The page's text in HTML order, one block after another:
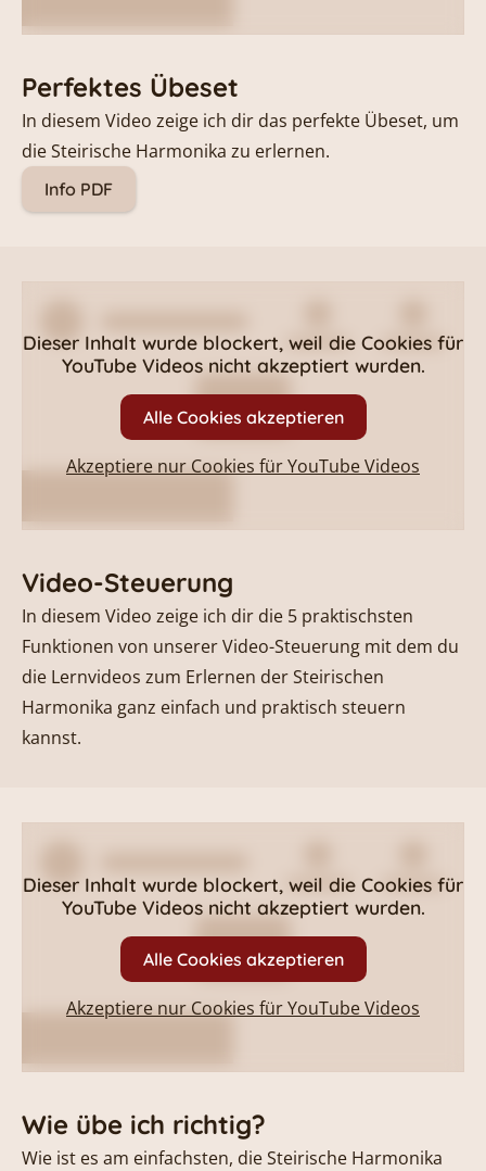
Perfektes Übeset
In diesem Video zeige ich dir das perfekte Übeset, um
die Steirische Harmonika zu erlernen.
Info PDF
Dieser Inhalt wurde blockert, weil die Cookies für
YouTube Videosnicht akzeptiert wurden.
Alle Cookies akzeptieren
Akzeptiere nur Cookies fürYouTube Videos
Video-Steuerung
In diesem Video zeige ich dir die 5 praktischsten
Funktionen von unserer Video-Steuerung mit dem du
die Lernvideos zum Erlernen der Steirischen
Harmonika ganz einfach und praktisch steuern
kannst.
Dieser Inhalt wurde blockert, weil die Cookies für
YouTube Videosnicht akzeptiert wurden.
Alle Cookies akzeptieren
Akzeptiere nur Cookies fürYouTube Videos
Wie übe ich richtig?
Wie ist es am einfachsten, die Steirische Harmonika